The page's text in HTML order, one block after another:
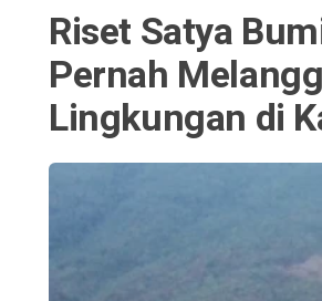
Riset Satya
Pernah
Lingkungan di